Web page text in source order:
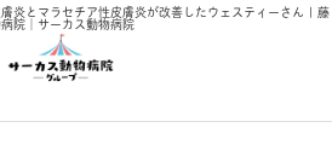
炎とマラセチア性皮膚炎が改善したウェスティーさん | 藤
院｜サーカス動物病院